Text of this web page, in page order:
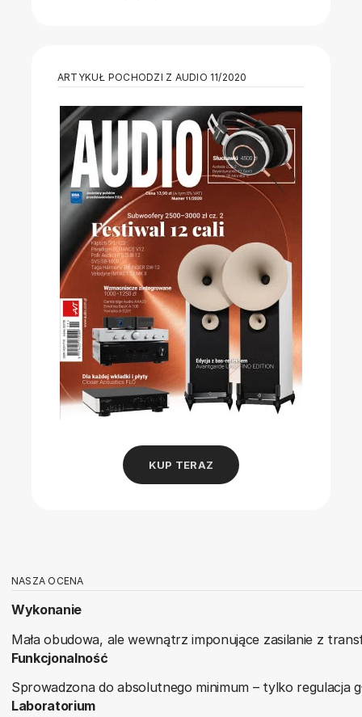
ARTYKUŁ POCHODZI Z AUDIO 11/2020
KUP TERAZ
NASZA OCENA
Wykonanie
Mała obudowa, ale wewnątrz imponujące zasilanie z
Funkcjonalność
Sprowadzona do absolutnego minimum – tylko regulacja
Laboratorium